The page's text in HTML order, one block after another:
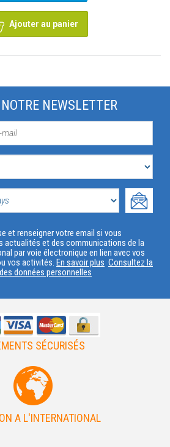
Ajouter au panier
NEWSLETTER
et renseigner votre email si vous
actualités et des communications de la
par voie électronique en lien avec vos
vos activités. En savoir plus Consultez la
données personnelles
SÉCURISÉS
A L'INTERNATIONAL